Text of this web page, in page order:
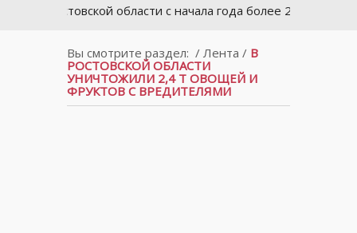
В Ростовской области с начала года более 2000
Вы смотрите раздел: / Лента / В
РОСТОВСКОЙ ОБЛАСТИ
УНИЧТОЖИЛИ 2,4 Т ОВОЩЕЙ И
ФРУКТОВ С ВРЕДИТЕЛЯМИ